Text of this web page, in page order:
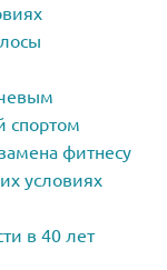
спортом
фитнесу
условиях
в 40 лет